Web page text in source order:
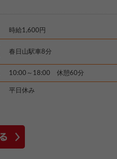
時給1,600円
春日山駅車8分
10:00～18:00 休憩60分
平日休み